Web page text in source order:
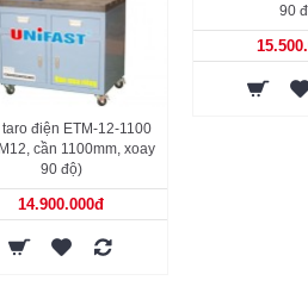
taro điện ETM-12-1100
cần 1100mm, xoay
90 độ)
14.900.000đ
90